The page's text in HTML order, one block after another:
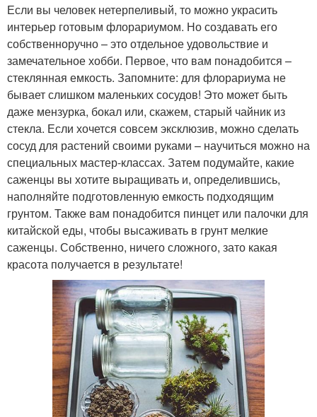
Если вы человек нетерпеливый, то можно украсить
интерьер готовым флорариумом. Но создавать его
собственноручно – это отдельное удовольствие и
замечательное хобби. Первое, что вам понадобится –
стеклянная емкость. Запомните: для флорариума не
бывает слишком маленьких сосудов! Это может быть
даже мензурка, бокал или, скажем, старый чайник из
стекла. Если хочется совсем эксклюзив, можно сделать
сосуд для растений своими руками – научиться можно на
специальных мастер-классах. Затем подумайте, какие
саженцы вы хотите выращивать и, определившись,
наполняйте подготовленную емкость подходящим
грунтом. Также вам понадобится пинцет или палочки для
китайской еды, чтобы высаживать в грунт мелкие
саженцы. Собственно, ничего сложного, зато какая
красота получается в результате!